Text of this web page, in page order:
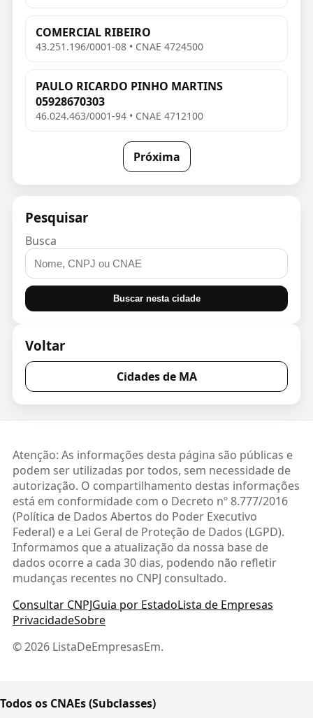
COMERCIAL RIBEIRO
43.251.196/0001-08 • CNAE 4724500
PAULO RICARDO PINHO MARTINS
05928670303
46.024.463/0001-94 • CNAE 4712100
Próxima
Pesquisar
Busca
Buscar nesta cidade
Voltar
Cidades de MA
Atenção: As informações desta página são públicas e
podem ser utilizadas por todos, sem necessidade de
autorização. O compartilhamento destas informações
está em conformidade com o Decreto nº 8.777/2016
(Política de Dados Abertos do Poder Executivo
Federal) e a Lei Geral de Proteção de Dados (LGPD).
Informamos que a atualização da nossa base de
dados ocorre a cada 30 dias, podendo não refletir
mudanças recentes no CNPJ consultado.
Consultar CNPJGuia por EstadoLista de Empresas
PrivacidadeSobre
© 2026 ListaDeEmpresasEm.
Todos os CNAEs (Subclasses)